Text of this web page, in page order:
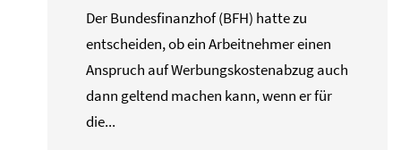
Der Bundesfinanzhof (BFH) hatte zu
entscheiden, ob ein Arbeitnehmer einen
Anspruch auf Werbungskostenabzug auch
dann geltend machen kann, wenn er für
die...